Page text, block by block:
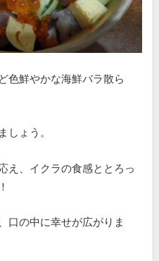
色鮮やかな海鮮バラ散ら
しょう。
え、イクラの食感ととろっ
口の中に幸せが広がりま